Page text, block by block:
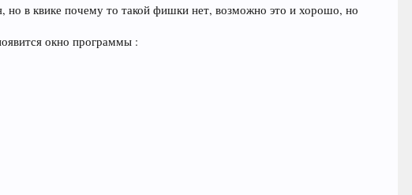
но в квике почему то такой фишки нет, возможно это и хорошо, но
окно программы :